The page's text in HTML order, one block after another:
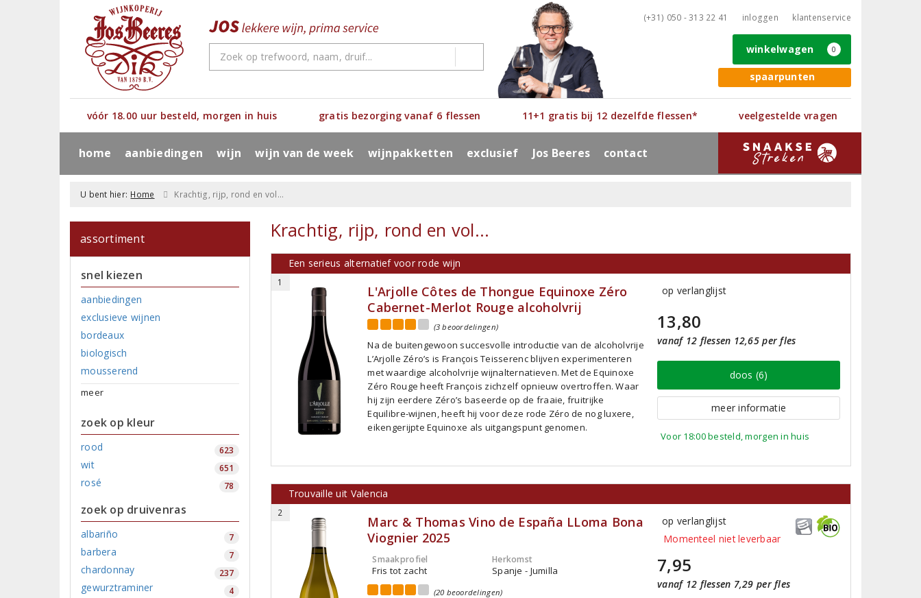
(+31) 050 - 313 22 41 inloggen klantenservice
spaarpunten
winkelwagen 0
vóór 18.00 uur besteld, morgen in huis gratis bezorging vanaf 6 flessen 11+1 gratis bij 12 dezelfde flessen* veelgestelde vragen
home aanbiedingen wijn wijn van de week wijnpakketten exclusief Jos Beeres contact
U bent hier: Home Krachtig, rijp, rond en vol...
assortiment
snel kiezen
aanbiedingen
exclusieve wijnen
bordeaux
biologisch
mousserend
meer
zoek op kleur
rood 623
wit 651
rosé 78
zoek op druivenras
albariño 7
barbera 7
chardonnay 237
gewurztraminer 4
Krachtig, rijp, rond en vol...
Een serieus alternatief voor rode wijn
1
L'Arjolle Côtes de Thongue Equinoxe Zéro
Cabernet-Merlot Rouge alcoholvrij
(3 beoordelingen)
Na de buitengewoon succesvolle introductie van de alcoholvrije
L’Arjolle Zéro’s is François Teisserenc blijven experimenteren
met waardige alcoholvrije wijnalternatieven. Met de Equinoxe
Zéro Rouge heeft François zichzelf opnieuw overtroffen. Waar
hij zijn eerdere Zéro’s baseerde op de fraaie, fruitrijke
Equilibre-wijnen, heeft hij voor deze rode Zéro de nog luxere,
eikengerijpte Equinoxe als uitgangspunt genomen.
op verlanglijst
13,80
vanaf 12 flessen 12,65 per fles
doos (6)
meer informatie
Voor 18:00 besteld, morgen in huis
Trouvaille uit Valencia
2
Marc & Thomas Vino de España LLoma Bona
Viognier 2025
Smaakprofiel
Fris tot zacht
Herkomst
Spanje - Jumilla
(20 beoordelingen)
op verlanglijst
Momenteel niet leverbaar
7,95
vanaf 12 flessen 7,29 per fles